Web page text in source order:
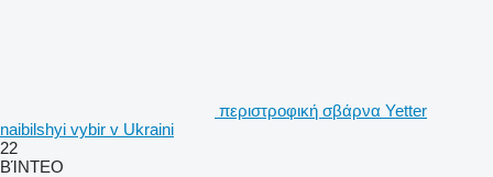
περιστροφική σβάρνα Yetter
naibilshyi vybir v Ukraini
22
ΒΊΝΤΕΟ